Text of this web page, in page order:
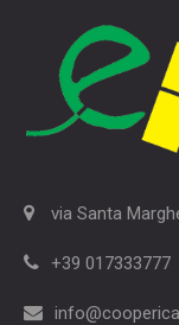
via Santa
+39 017333777